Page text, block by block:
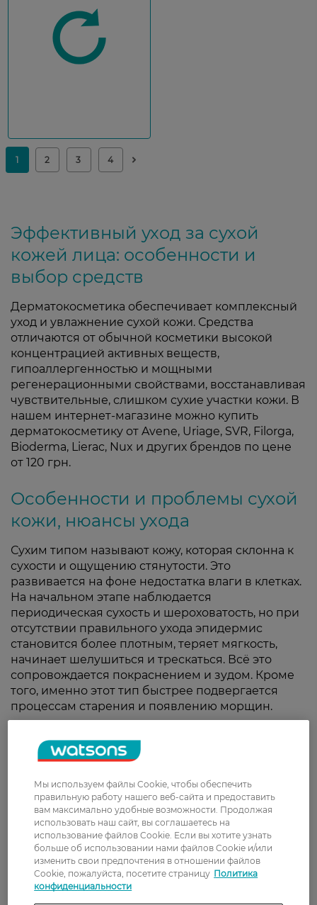
Эффективный уход за сухой
кожей лица: особенности и
выбор средств
Дерматокосметика обеспечивает комплексный
уход и увлажнение сухой кожи. Средства
отличаются от обычной косметики высокой
концентрацией активных веществ,
гипоаллергенностью и мощными
регенерационными свойствами, восстанавливая
чувствительные, слишком сухие участки кожи. В
нашем интернет-магазине можно купить
дерматокосметику от Avene, Uriage, SVR, Filorga,
Bioderma, Lierac, Nux и других брендов по цене
от 120 грн.
Особенности и проблемы сухой
кожи, нюансы ухода
Сухим типом называют кожу, которая склонна к
сухости и ощущению стянутости. Это
развивается на фоне недостатка влаги в клетках.
На начальном этапе наблюдается
периодическая сухость и шероховатость, но при
отсутствии правильного ухода эпидермис
становится более плотным, теряет мягкость,
начинает шелушиться и трескаться. Всё это
сопровождается покраснением и зудом. Кроме
того, именно этот тип быстрее подвергается
процессам старения и появлению морщин.
косметическими средствами, и требуется
лечебная косметика для сухой кожи лица. С
помощью специальных формул обеспечивается
комплексный уход, включающий:
очищение;
отшелушивание;
тонизирование;
увлажнение;
дополнительное питание.
Мы используем файлы Cookie, чтобы обеспечить
правильную работу нашего веб-сайта и предоставить
вам максимально удобные возможности. Продолжая
использовать наш сайт, вы соглашаетесь на
использование файлов Cookie. Если вы хотите узнать
больше об использовании нами файлов Cookie и/или
изменить свои предпочтения в отношении файлов
Cookie, пожалуйста, посетите страницу Политика
конфиденциальности